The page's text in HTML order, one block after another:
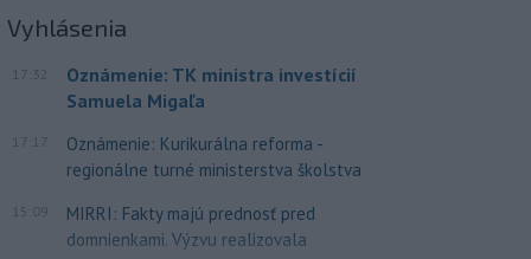
Vyhlásenia
17:32
Oznámenie: TK ministra investícií
Samuela Migaľa
17:17
Oznámenie: Kurikurálna reforma -
regionálne turné ministerstva školstva
15:09
MIRRI: Fakty majú prednosť pred
domnienkami. Výzvu realizovala